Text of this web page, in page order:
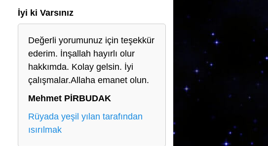
İyi ki Varsınız
Değerli yorumunuz için teşekkür
ederim. İnşallah hayırlı olur
hakkımda. Kolay gelsin. İyi
çalışmalar.Allaha emanet olun.
Mehmet PİRBUDAK
Rüyada yeşil yılan tarafından
ısırılmak